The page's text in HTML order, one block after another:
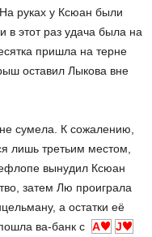
руках у Ксюан были
и в этот раз удача была на
пришла на терне
оставил Лыкова вне
сумела. К сожалению,
лишь третьим местом,
вынудил Ксюан
затем Лю проиграла
а остатки её
ва-банк с A
J